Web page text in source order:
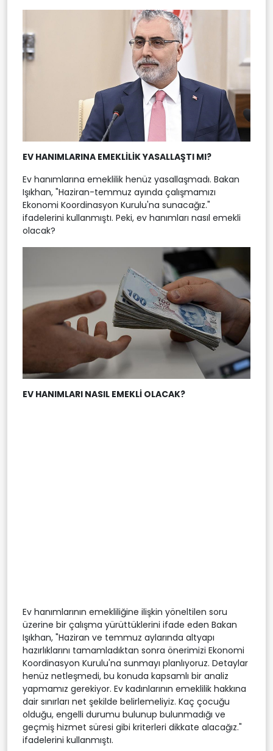
EV HANIMLARINA EMEKLİLİK YASALLAŞTI MI?
Ev hanımlarına emeklilik henüz yasallaşmadı. Bakan
Işıkhan, "Haziran-temmuz ayında çalışmamızı
Ekonomi Koordinasyon Kurulu'na sunacağız."
ifadelerini kullanmıştı. Peki, ev hanımları nasıl emekli
olacak?
EV HANIMLARI NASIL EMEKLİ OLACAK?
Ev hanımlarının emekliliğine ilişkin yöneltilen soru
üzerine bir çalışma yürüttüklerini ifade eden Bakan
Işıkhan, "Haziran ve temmuz aylarında altyapı
hazırlıklarını tamamladıktan sonra önerimizi Ekonomi
Koordinasyon Kurulu'na sunmayı planlıyoruz. Detaylar
henüz netleşmedi, bu konuda kapsamlı bir analiz
yapmamız gerekiyor. Ev kadınlarının emeklilik hakkına
dair sınırları net şekilde belirlemeliyiz. Kaç çocuğu
olduğu, engelli durumu bulunup bulunmadığı ve
geçmiş hizmet süresi gibi kriterleri dikkate alacağız."
ifadelerini kullanmıştı.